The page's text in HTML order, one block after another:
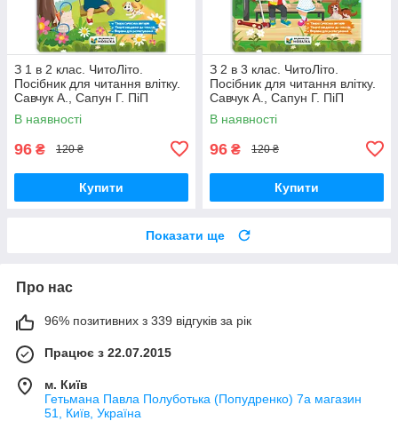
З 1 в 2 клас. ЧитоЛіто.
Посібник для читання влітку.
Савчук А., Сапун Г. ПіП
В наявності
96 ₴ 120 ₴
Купити
З 2 в 3 клас. ЧитоЛіто.
Посібник для читання влітку.
Савчук А., Сапун Г. ПіП
В наявності
96 ₴ 120 ₴
Купити
Показати ще
Про нас
96% позитивних з 339 відгуків за рік
Працює з 22.07.2015
м. Київ
Гетьмана Павла Полуботька (Попудренко) 7а магазин
51, Київ, Україна